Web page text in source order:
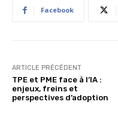
Facebook
ARTICLE PRÉCÉDENT
TPE et PME face à l’IA :
enjeux, freins et
perspectives d’adoption